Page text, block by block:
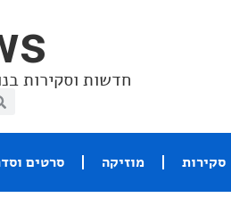
חדשות וסקירות
סקירות מוזיקה סרטים